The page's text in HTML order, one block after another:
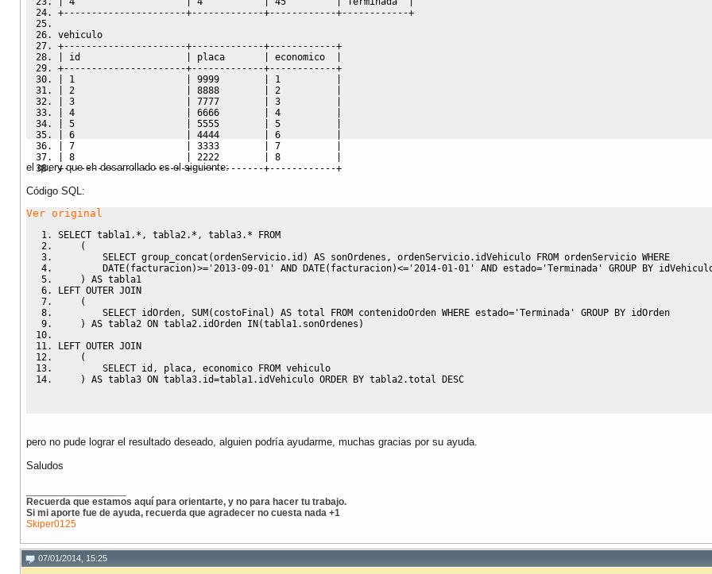
+----------------------+-------------+------------+------------+
vehiculo
+----------------------+-------------+------------+
id placa economico
+----------------------+-------------+------------+
1 9999 1
2 8888 2
3 7777 3
4 6666 4
5 5555 5
6 4444 6
7 3333 7
8 2222 8
+----------------------+-------------+------------+
el query que eh desarrollado es el siguiente:
Código SQL:
Ver original
SELECT tabla1.*, tabla2.*, tabla3.*
FROM
(
SELECT group_concat (ordenServicio. id ) AS sonOrdenes , ordenServicio. idVehiculo FROM ordenServicio WHERE
DATE( facturacion)>= '2013-09-01' AND DATE( facturacion)<= '2014-01-01' AND estado= 'Terminada' GROUP BY
)
AS tabla1
LEFT OUTER JOIN
(
SELECT idOrden, SUM ( costoFinal ) AS total FROM contenidoOrden WHERE estado= 'Terminada' GROUP BY idOrden
)
AS tabla2 ON tabla2. idOrden IN (tabla1. sonOrdenes )
LEFT OUTER JOIN
(
SELECT id , placa, economico FROM vehiculo
)
AS tabla3 ON tabla3. id=tabla1. idVehiculo ORDER BY tabla2.total DESC
pero no pude lograr el resultado deseado, alguien podría ayudarme, muchas gracias por su ayuda.
Saludos
Recuerda que estamos aquí para orientarte, y no para hacer tu trabajo.
Si mi aporte fue de ayuda, recuerda que agradecer no cuesta nada +1
Skiper0125
07/01/2014, 15:25